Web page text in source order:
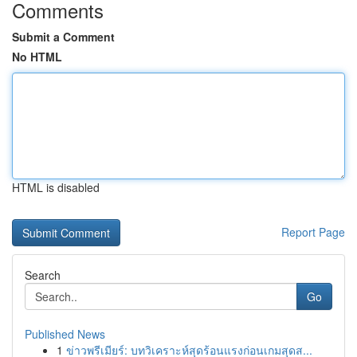
Comments
Submit a Comment
No HTML
HTML is disabled
Report Page
Search
Go
Published News
1 ข่าวพรีเมียร์: บทวิเคราะห์สุดร้อนแรงก่อนเกมสุดส...